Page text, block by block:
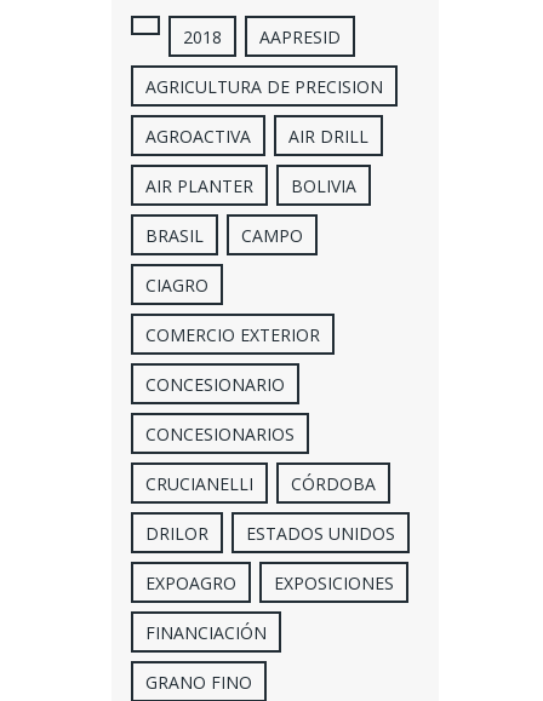
2018 AAPRESID
AGRICULTURA DE PRECISION
AGROACTIVA AIR DRILL
AIR PLANTER BOLIVIA
BRASIL CAMPO
CIAGRO
COMERCIO EXTERIOR
CONCESIONARIO
CONCESIONARIOS
CRUCIANELLI CÓRDOBA
DRILOR ESTADOS UNIDOS
EXPOAGRO EXPOSICIONES
FINANCIACIÓN
GRANO FINO